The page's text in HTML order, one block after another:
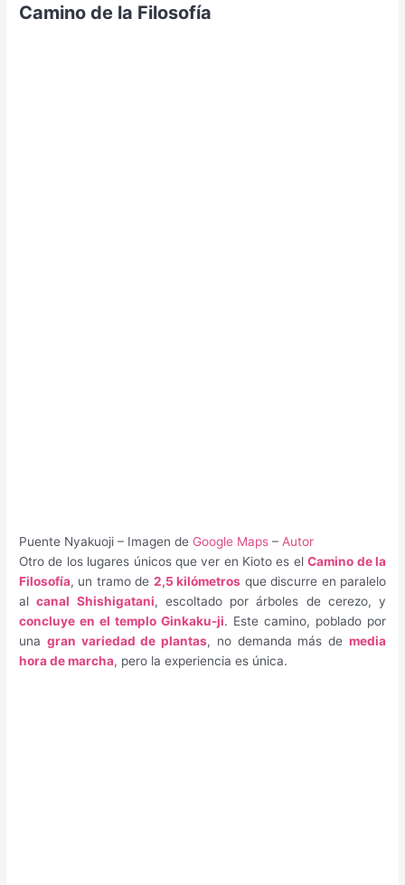
Camino de la Filosofía
Puente Nyakuoji – Imagen de Google Maps – Autor
Otro de los lugares únicos que ver en Kioto es elCamino de la
Filosofía, un tramo de 2,5 kilómetros que discurre en paralelo
alcanal Shishigatani, escoltado por árboles de cerezo, y
concluye en el templo Ginkaku-ji. Este camino, poblado por
una gran variedad de plantas, no demanda más de media
hora de marcha, pero la experiencia es única.